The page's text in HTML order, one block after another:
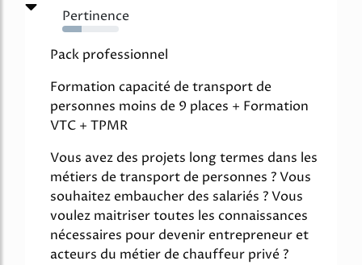
Pertinence
34%
Pack professionnel
Formation capacité de transport de
personnes moins de 9 places + Formation
VTC + TPMR
Vous avez des projets long termes dans les
métiers de transport de personnes ? Vous
souhaitez embaucher des salariés ? Vous
voulez maitriser toutes les connaissances
nécessaires pour devenir entrepreneur et
acteurs du métier de chauffeur privé ?